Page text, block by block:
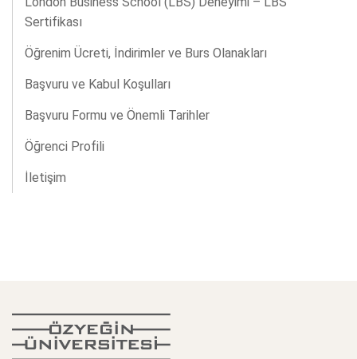
Sertifikası
Öğrenim Ücreti, İndirimler ve Burs Olanakları
Başvuru ve Kabul Koşulları
Başvuru Formu ve Önemli Tarihler
Öğrenci Profili
İletişim